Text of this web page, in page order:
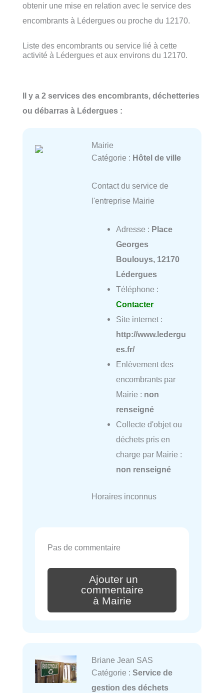
obtenir une mise en relation avec le service des
encombrants à Lédergues ou proche du 12170.
Liste des encombrants ou service lié à cette
activité à Lédergues et aux environs du 12170.
Il y a 2 services des encombrants, déchetteries
ou débarras à Lédergues :
Mairie
Catégorie : Hôtel de ville
Contact du service de
l'entreprise Mairie
Adresse : Place
Georges
Boulouys, 12170
Lédergues
Téléphone :
Contacter
Site internet :
http://www.ledergu
es.fr/
Enlèvement des
encombrants par
Mairie : non
renseigné
Collecte d'objet ou
déchets pris en
charge par Mairie :
non renseigné
Horaires inconnus
Pas de commentaire
Ajouter un
commentaire
à Mairie
Briane Jean SAS
Catégorie : Service de
gestion des déchets